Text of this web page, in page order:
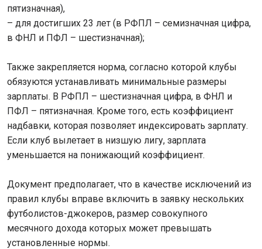
пятизначная),
– для достигших 23 лет (в РФПЛ – семизначная цифра,
в ФНЛ и ПФЛ – шестизначная);
Также закрепляется норма, согласно которой клубы
обязуются устанавливать минимальные размеры
зарплаты. В РФПЛ – шестизначная цифра, в ФНЛ и
ПФЛ – пятизначная. Кроме того, есть коэффициент
надбавки, которая позволяет индексировать зарплату.
Если клуб вылетает в низшую лигу, зарплата
уменьшается на понижающий коэффициент.
Документ предполагает, что в качестве исключений из
правил клубы вправе включить в заявку нескольких
футболистов-джокеров, размер совокупного
месячного дохода которых может превышать
установленные нормы.